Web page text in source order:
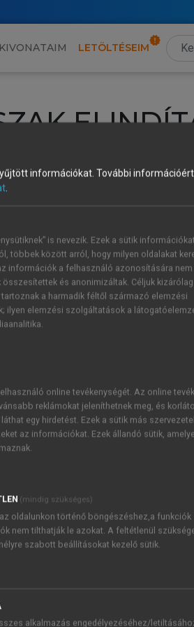
KIVONATAIM LETÖLTÉSEIM
iskolai azonosítóddal vagy
hozzáférésrevagy
vagy hozz
ÚJ FIÓK
1 óra
JELSZÓ
Kérek értesítést a MeRSZ
Kérek értesítést az
információkat. További
.
is nevezik. Ezek a sütik
többek között arról, hogy milyen oldalakat
információk a felhasználó azonosítására nem
és anonimizáltak. Céljuk
a harmadik féltől származó elemzési
ilyen elemzési szolgáltatások a
online tevékenységét. Az online
reklámokat jeleníthetnek meg, és
egy hirdetést. Ezek a sütik más
az információkat. Ezek állandó sütik,
(mindig szükséges)
oldalunkon történő böngészéshez,a funkciók
nem tilthatják le azokat. A feltétlenül
szabott beállításokat kezelő sütik.
alkalmazás engedélyezéséhez/